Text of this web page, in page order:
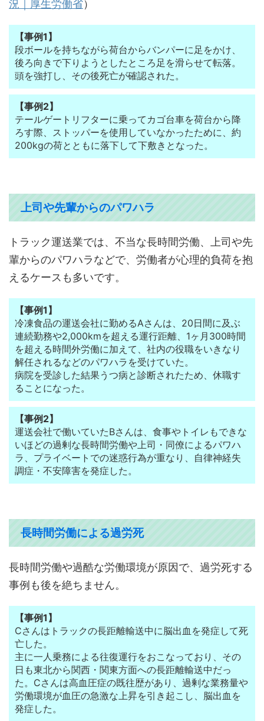
況｜厚生労働省）
【事例1】
段ボールを持ちながら荷台からバンパーに足をかけ、
後ろ向きで下りようとしたところ足を滑らせて転落。
頭を強打し、その後死亡が確認された。
【事例2】
テールゲートリフターに乗ってカゴ台車を荷台から降
ろす際、ストッパーを使用していなかったために、約
200kgの荷とともに落下して下敷きとなった。
上司や先輩からのパワハラ
トラック運送業では、不当な長時間労働、上司や先
輩からのパワハラなどで、労働者が心理的負荷を抱
えるケースも多いです。
【事例1】
冷凍食品の運送会社に勤めるAさんは、20日間に及ぶ
連続勤務や2,000kmを超える運行距離、1ヶ月300時間
を超える時間外労働に加えて、社内の役職をいきなり
解任されるなどのパワハラを受けていた。
病院を受診した結果うつ病と診断されたため、休職す
ることになった。
【事例2】
運送会社で働いていたBさんは、食事やトイレもできな
いほどの過剰な長時間労働や上司・同僚によるパワハ
ラ、プライベートでの迷惑行為が重なり、自律神経失
調症・不安障害を発症した。
長時間労働による過労死
長時間労働や過酷な労働環境が原因で、過労死する
事例も後を絶ちません。
【事例1】
Cさんはトラックの長距離輸送中に脳出血を発症して死
亡した。
主に一人乗務による往復運行をおこなっており、その
日も東北から関西・関東方面への長距離輸送中だっ
た。Cさんは高血圧症の既往歴があり、過剰な業務量や
労働環境が血圧の急激な上昇を引き起こし、脳出血を
発症した。